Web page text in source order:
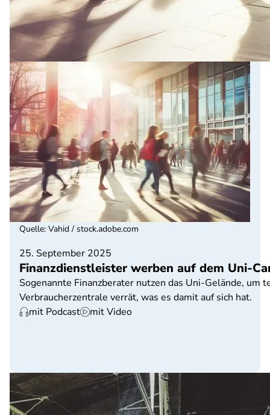
25. September 2025
Finanzdienstleister werben auf dem Uni-
Sogenannte Finanzberater nutzen das Uni-Gelände,
Verbraucherzentrale verrät, was es damit auf sich hat.
mit Podcast
mit Video
Quelle: Vahid / stock.adobe.com